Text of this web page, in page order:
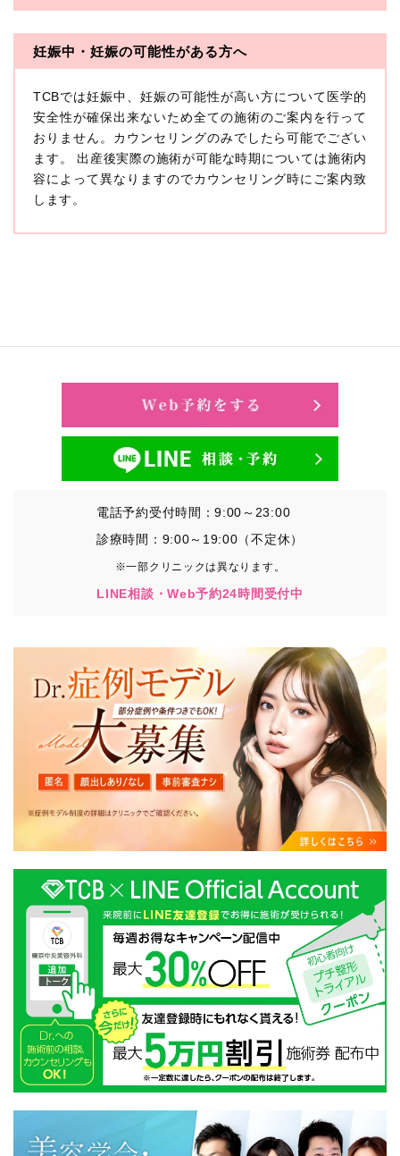
・医療法人社団創彩会
本プライバシーポリシーにおいて「個人情報」とは、生
存する個人に関する情報であって、当該情報に含まれる
氏名、生年月日その他の記述等により特定の個人を識別
できるもの又は個人識別符号（個人情報保護委員会の政
令に準じます。）が含まれるものをいいます。
収集した患者様に関する情報には、単独のままでは特定
の個人を識別できない情報もありますが、他の情報と組
み合わせることにより特定の個人を識別できる場合、か
に扱うものとします。
①TCBグループが患者様から取得する情報
・その他、特定の個人を識別することができる情報
②TCBグループが各種サービスの利用に関連して取得す
日時、閲覧履歴等に関連する情報
（これには、Cookie情報、アクセスログ等の利用状況に
関する情報を含みます。）
③TCBグループが第三者から間接的に収集する情報
患者様の同意を得た上で、以下の情報をパブリックDMP
・患者様の閲覧履歴、端末等の情報
【利用目的】
TCBグループは取得情報を以下の目的で利用いたしま
す。
・クリニックの来院予約、医療サービスの提供、医療関
連商品の販売、アフターケア対応、これらに付随する諸
対応等のサービス提供のため
・医療サービスの提供に関する他の医療機関、検査機関
及び研究機関との連携のため
・サービス向上を目的とした医療サービス・販売する医
療関連商品に関する患者様へのアンケートの送受信及び
これに付随する諸対応のため
・Cookie等の技術を用いたアクセス履歴、閲覧記録等に
関する情報の収集、分析
・閲覧記録等から趣味・嗜好を分析した情報を使用して
の広告に利用するため
・お問い合わせ又はご意見の内容確認及びその対応のた
め
・患者様のサービス利用状況の分析及び症例研究のため
・広告、宣伝、マーケティングのため
妊娠中・妊娠の可能性がある方へ
TCBでは妊娠中、妊娠の可能性が高い方について医学的
安全性が確保出来ないため全ての施術のご案内を行って
おりません。カウンセリングのみでしたら可能でござい
ます。 出産後実際の施術が可能な時期については施術内
容によって異なりますのでカウンセリング時にご案内致
します。
電話予約受付時間：9:00～23:00
診療時間：9:00～19:00（不定休）
※一部クリニックは異なります。
LINE相談・Web予約24時間受付中